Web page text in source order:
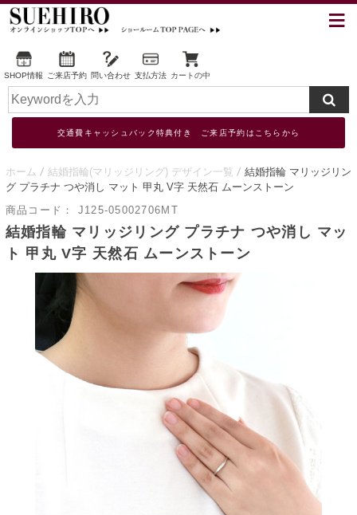
SHOP情報 ご来店予約 問い合わせ 支払方法 カートの中
交通費キャッシュバック特典付き ご来店予約はこちらから
ホーム 結婚指輪(マリッジリング) デザイン一覧
結婚指輪 マリッジリン
グ プラチナ つや消し マット 甲丸 V字 天然石 ムーンストーン
商品コード：
J125-05002706MT
結婚指輪 マリッジリング プラチナ つや消し マッ
ト 甲丸 V字 天然石 ムーンストーン